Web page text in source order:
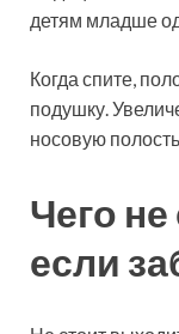
детям младше
Когда спите,
подушку.
носовую
Чего
если